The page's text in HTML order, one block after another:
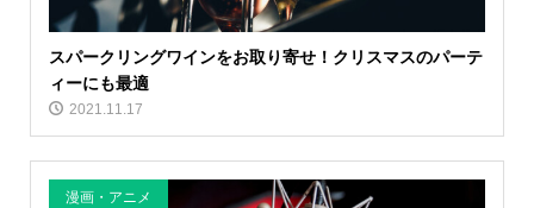
スパークリングワインをお取り寄せ！クリスマスのパーテ
ィーにも最適
2021.11.17
漫画・アニメ